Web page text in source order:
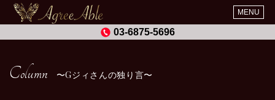
MENU
03-6875-5696
Column Gジィさんの独り言